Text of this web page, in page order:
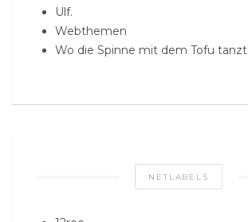
Ulf.
Webthemen
Wo die Spinne mit dem Tofu tanzt
NETLABELS